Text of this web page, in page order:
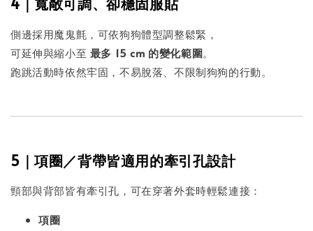
側邊採用魔鬼氈，可依狗狗體型調整鬆緊，
可延伸與縮小至 最多 15 cm 的變化範圍。
跑跳活動時依然牢固，不易脫落、不限制狗狗的行動。
5｜項圈／背帶皆適用的牽引孔設計
頸部與背部皆有牽引孔，可在穿著外套時輕鬆連接：
項圈